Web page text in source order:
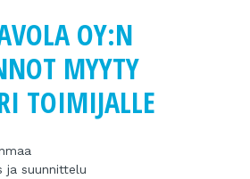
OY:N
MYYTY
TOIMIJALLE
ja suunnittelu